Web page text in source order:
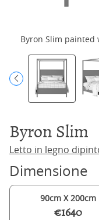
Byron Slim painted
Byron Slim
Letto in legno
Dimensione
90cm X 200cm
€1640